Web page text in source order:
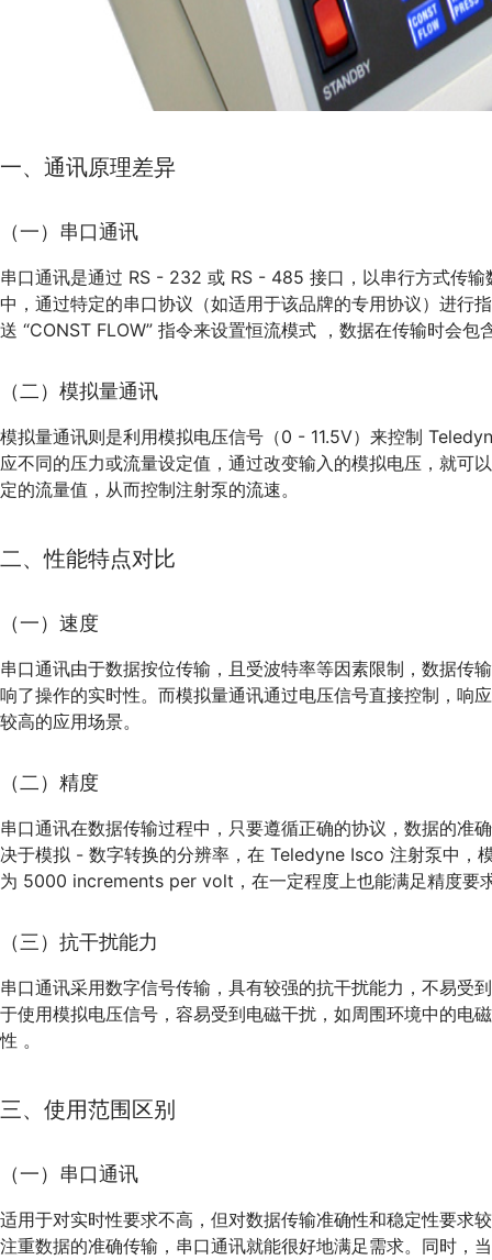
一、通讯原理差异
（一）串口通讯
串口通讯是通过 RS - 232 或 RS - 485 接口，以串行方式传
中，通过特定的串口协议（如适用于该品牌的专用协议）进行
送 “CONST FLOW” 指令来设置恒流模式 ，数据在传输时会
（二）模拟量通讯
模拟量通讯则是利用模拟电压信号（0 - 11.5V）来控制
应不同的压力或流量设定值，通过改变输入的模拟电压，就可
定的流量值，从而控制注射泵的流速。
二、性能特点对比
（一）速度
串口通讯由于数据按位传输，且受波特率等因素限制，数据传
响了操作的实时性。而模拟量通讯通过电压信号直接控制，响
较高的应用场景。
（二）精度
串口通讯在数据传输过程中，只要遵循正确的协议，数据的准
决于模拟 - 数字转换的分辨率，在 Teledyne Isco 注射泵中，
为 5000 increments per volt，在一定程度上也能满足精度要
（三）抗干扰能力
串口通讯采用数字信号传输，具有较强的抗干扰能力，不易受
于使用模拟电压信号，容易受到电磁干扰，如周围环境中的电
性 。
三、使用范围区别
（一）串口通讯
适用于对实时性要求不高，但对数据传输准确性和稳定性要求
注重数据的准确传输，串口通讯就能很好地满足需求。同时